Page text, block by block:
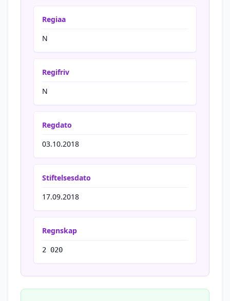
Regiaa
N
Regifriv
N
Regdato
03.10.2018
Stiftelsesdato
17.09.2018
Regnskap
2 020